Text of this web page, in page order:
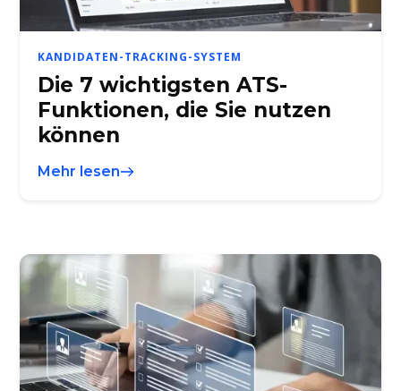
KANDIDATEN-TRACKING-SYSTEM
Die 7 wichtigsten ATS-
Funktionen, die Sie nutzen
können
Mehr lesen